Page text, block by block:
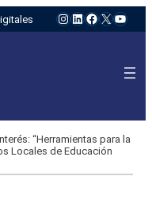
Instagram
LinkedIn
Facebook
X
“Herramientas para la
Locales de Educación